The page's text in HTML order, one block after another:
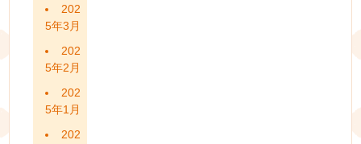
202
5年3月
202
5年2月
202
5年1月
202